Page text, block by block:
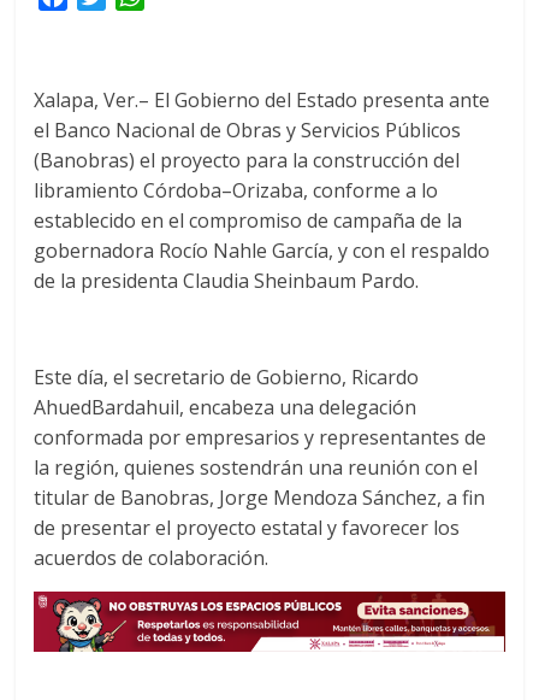
b
o
o
k
t
e
r
s
A
p
p
Xalapa, Ver.– El Gobierno del Estado presenta ante
el Banco Nacional de Obras y Servicios Públicos
(Banobras) el proyecto para la construcción del
libramiento Córdoba–Orizaba, conforme a lo
establecido en el compromiso de campaña de la
gobernadora Rocío Nahle García, y con el respaldo
de la presidenta Claudia Sheinbaum Pardo.
Este día, el secretario de Gobierno, Ricardo
AhuedBardahuil, encabeza una delegación
conformada por empresarios y representantes de
la región, quienes sostendrán una reunión con el
titular de Banobras, Jorge Mendoza Sánchez, a fin
de presentar el proyecto estatal y favorecer los
acuerdos de colaboración.